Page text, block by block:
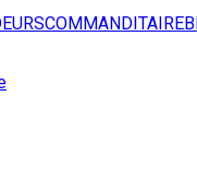
COMMANDITAIRE